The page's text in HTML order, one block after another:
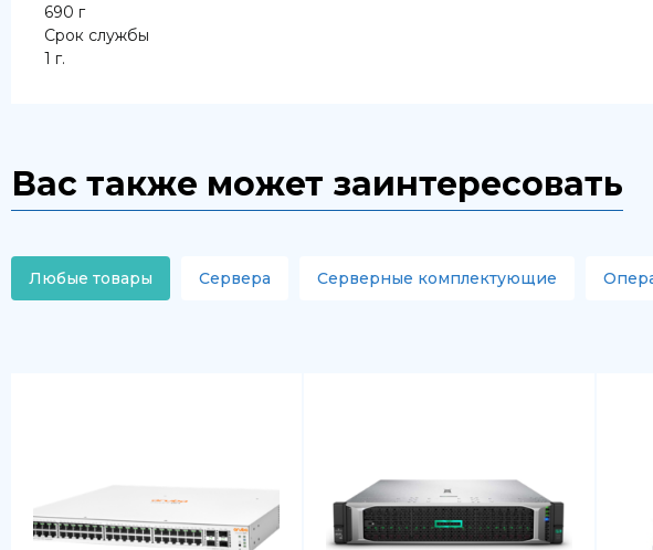
690 г
Срок службы
1 г.
Вас также может заинтересовать
Любые товары Сервера Серверные комплектующие